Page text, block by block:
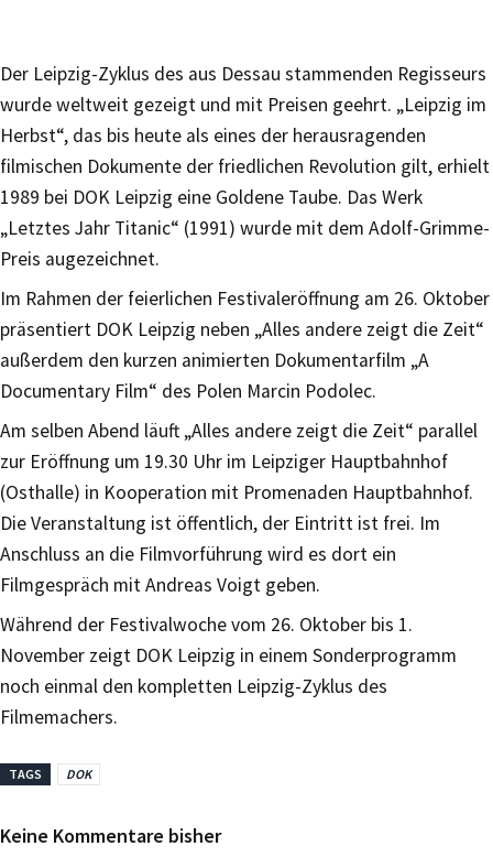
Der Leipzig-Zyklus des aus Dessau stammenden Regisseurs
wurde weltweit gezeigt und mit Preisen geehrt. „Leipzig im
Herbst“, das bis heute als eines der herausragenden
filmischen Dokumente der friedlichen Revolution gilt, erhielt
1989 bei DOK Leipzig eine Goldene Taube. Das Werk
„Letztes Jahr Titanic“ (1991) wurde mit dem Adolf-Grimme-
Preis augezeichnet.
Im Rahmen der feierlichen Festivaleröffnung am 26. Oktober
präsentiert DOK Leipzig neben „Alles andere zeigt die Zeit“
außerdem den kurzen animierten Dokumentarfilm „A
Documentary Film“ des Polen Marcin Podolec.
Am selben Abend läuft „Alles andere zeigt die Zeit“ parallel
zur Eröffnung um 19.30 Uhr im Leipziger Hauptbahnhof
(Osthalle) in Kooperation mit Promenaden Hauptbahnhof.
Die Veranstaltung ist öffentlich, der Eintritt ist frei. Im
Anschluss an die Filmvorführung wird es dort ein
Filmgespräch mit Andreas Voigt geben.
Während der Festivalwoche vom 26. Oktober bis 1.
November zeigt DOK Leipzig in einem Sonderprogramm
noch einmal den kompletten Leipzig-Zyklus des
Filmemachers.
TAGS DOK
Keine Kommentare bisher